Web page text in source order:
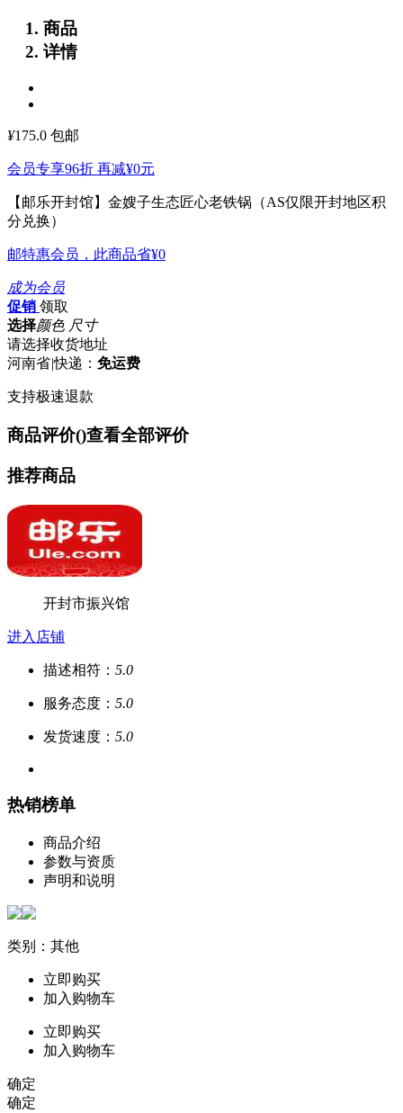
商品
详情
¥175.0 包邮
会员专享96折 再减¥0元
【邮乐开封馆】金嫂子生态匠心老铁锅（AS仅限开封地区积
分兑换）
邮特惠会员，此商品省¥0
成为会员
促销 领取
选择颜色 尺寸
请选择收货地址
河南省|快递： 免运费
支持极速退款
商品评价()查看全部评价
推荐商品
开封市振兴馆
进入店铺
描述相符： 5.0
服务态度： 5.0
发货速度： 5.0
热销榜单
商品介绍
参数与资质
声明和说明
类别：其他
立即购买
加入购物车
立即购买
加入购物车
确定
确定